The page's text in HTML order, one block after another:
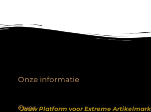
Over
“Jouw Platform voor Extreme
Onze informatie